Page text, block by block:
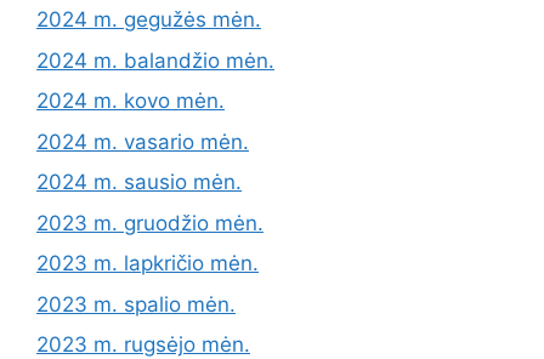
2024 m. gegužės mėn.
2024 m. balandžio mėn.
2024 m. kovo mėn.
2024 m. vasario mėn.
2024 m. sausio mėn.
2023 m. gruodžio mėn.
2023 m. lapkričio mėn.
2023 m. spalio mėn.
2023 m. rugsėjo mėn.